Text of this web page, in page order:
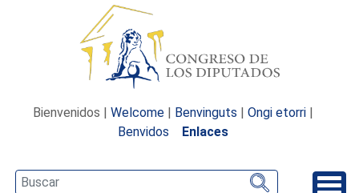
Bienvenidos | Welcome | Benvinguts | Ongi etorri |
Benvidos
Enlaces